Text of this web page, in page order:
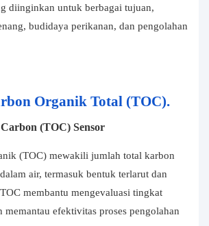
diinginkan untuk berbagai tujuan,
budidaya perikanan, dan pengolahan
Organik Total (TOC).
(TOC) mewakili jumlah total karbon
air, termasuk bentuk terlarut dan
membantu mengevaluasi tingkat
efektivitas proses pengolahan